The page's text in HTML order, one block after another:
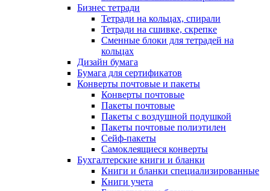
Бизнес тетради
Тетради на кольцах, спирали
Тетради на сшивке, скрепке
Сменные блоки для тетрадей на
кольцах
Дизайн бумага
Бумага для сертификатов
Конверты почтовые и пакеты
Конверты почтовые
Пакеты почтовые
Пакеты с воздушной подушкой
Пакеты почтовые полиэтилен
Сейф-пакеты
Самоклеящиеся конверты
Бухгалтерские книги и бланки
Книги и бланки специализированные
Книги учета